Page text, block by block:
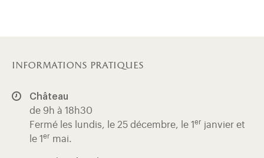
informations pratiques
Château
de 9h à 18h30
Fermé les lundis, le 25 décembre, le 1 er janvier et
le 1 er mai.